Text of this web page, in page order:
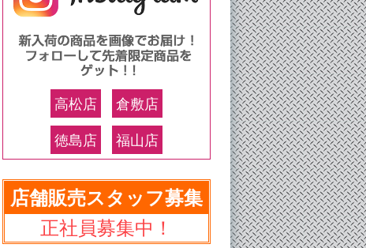
高松店
倉敷店
徳島店
福山店
店舗販売スタッフ募集
正社員募集中！